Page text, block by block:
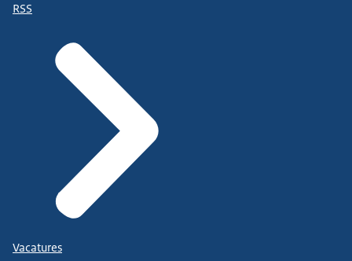
RSS
Vacatures